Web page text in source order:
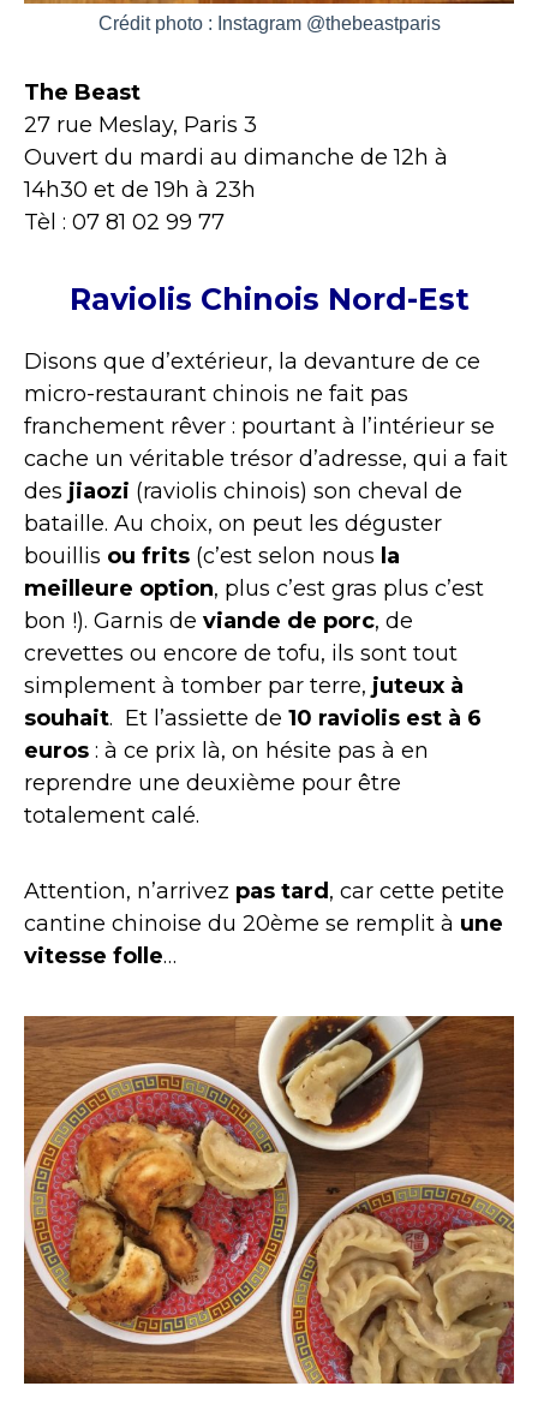
Crédit photo : Instagram @thebeastparis
The Beast
27 rue Meslay, Paris 3
Ouvert du mardi au dimanche de 12h à
14h30 et de 19h à 23h
Tèl : 07 81 02 99 77
Raviolis Chinois Nord-Est
Disons que d’extérieur, la devanture de ce
micro-restaurant chinois ne fait pas
franchement rêver : pourtant à l’intérieur se
cache un véritable trésor d’adresse, qui a fait
des jiaozi (raviolis chinois) son cheval de
bataille. Au choix, on peut les déguster
bouillis ou frits (c’est selon nous la
meilleure option, plus c’est gras plus c’est
bon !). Garnis de viande de porc, de
crevettes ou encore de tofu, ils sont tout
simplement à tomber par terre, juteux à
souhait. Et l’assiette de 10 raviolis est à 6
euros : à ce prix là, on hésite pas à en
reprendre une deuxième pour être
totalement calé.
Attention, n’arrivez pas tard , car cette petite
cantine chinoise du 20ème se remplit à une
vitesse folle…